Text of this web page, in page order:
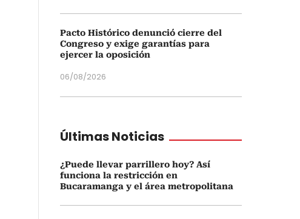
Pacto Histórico denunció cierre del
Congreso y exige garantías para
ejercer la oposición
06/08/2026
Últimas Noticias
¿Puede llevar parrillero hoy? Así
funciona la restricción en
Bucaramanga y el área metropolitana